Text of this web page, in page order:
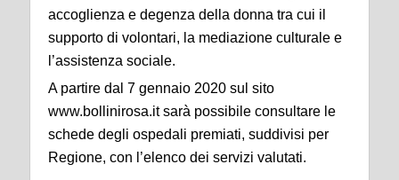
accoglienza e degenza della donna tra cui il
supporto di volontari, la mediazione culturale e
l’assistenza sociale.
A partire dal 7 gennaio 2020 sul sito
www.bollinirosa.it sarà possibile consultare le
schede degli ospedali premiati, suddivisi per
Regione, con l’elenco dei servizi valutati.